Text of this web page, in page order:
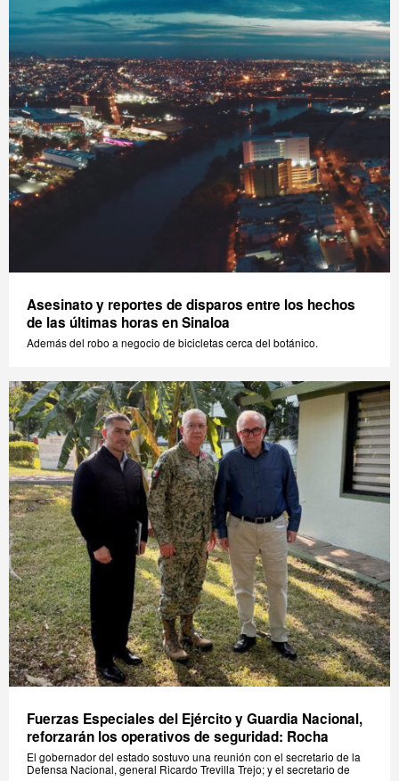
Asesinato y reportes de disparos entre los hechos
de las últimas horas en Sinaloa
Además del robo a negocio de bicicletas cerca del botánico.
Fuerzas Especiales del Ejército y Guardia Nacional,
reforzarán los operativos de seguridad: Rocha
El gobernador del estado sostuvo una reunión con el secretario de la
Defensa Nacional, general Ricardo Trevilla Trejo; y el secretario de